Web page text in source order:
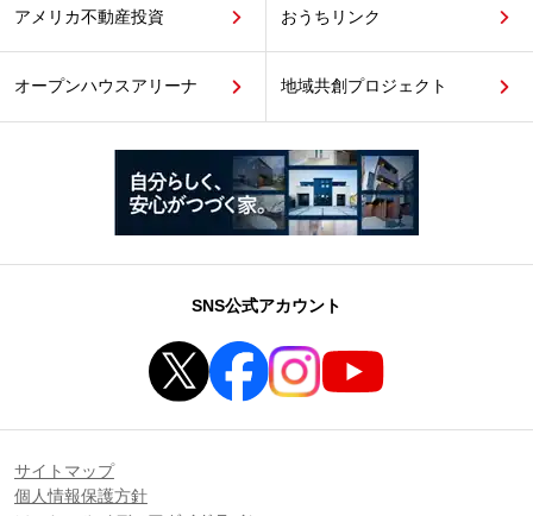
アメリカ不動産投資 おうちリンク
オープンハウスアリーナ 地域共創プロジェクト
SNS公式アカウント
サイトマップ
個人情報保護方針